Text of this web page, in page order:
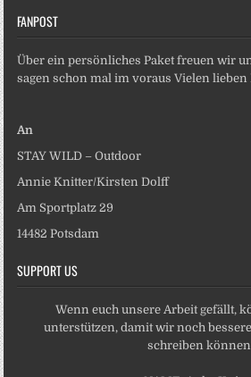
FANPOST
Über ein persönliches Paket freuen wir
sagen schon mal im voraus Vielen lieben
An
STAY WILD – Outdoor
Annie Knitter/Kirsten Dolff
Am Sportplatz 29
14482 Potsdam
SUPPORT US
Wenn euch unsere Arbeit gefällt,
unterstützen, damit wir noch
schreiben